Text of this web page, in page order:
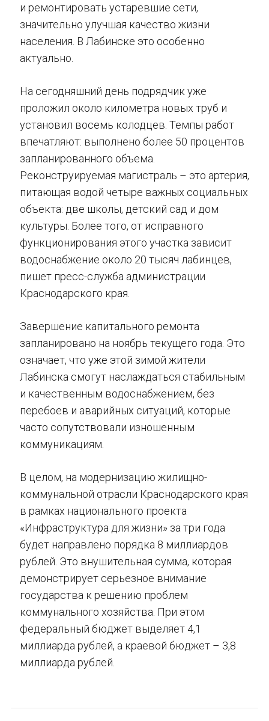
и ремонтировать устаревшие сети,
значительно улучшая качество жизни
населения. В Лабинске это особенно
актуально.
На сегодняшний день подрядчик уже
проложил около километра новых труб и
установил восемь колодцев. Темпы работ
впечатляют: выполнено более 50 процентов
запланированного объема.
Реконструируемая магистраль – это артерия,
питающая водой четыре важных социальных
объекта: две школы, детский сад и дом
культуры. Более того, от исправного
функционирования этого участка зависит
водоснабжение около 20 тысяч лабинцев,
пишет пресс-служба администрации
Краснодарского края.
Завершение капитального ремонта
запланировано на ноябрь текущего года. Это
означает, что уже этой зимой жители
Лабинска смогут наслаждаться стабильным
и качественным водоснабжением, без
перебоев и аварийных ситуаций, которые
часто сопутствовали изношенным
коммуникациям.
В целом, на модернизацию жилищно-
коммунальной отрасли Краснодарского края
в рамках национального проекта
«Инфраструктура для жизни» за три года
будет направлено порядка 8 миллиардов
рублей. Это внушительная сумма, которая
демонстрирует серьезное внимание
государства к решению проблем
коммунального хозяйства. При этом
федеральный бюджет выделяет 4,1
миллиарда рублей, а краевой бюджет – 3,8
миллиарда рублей.